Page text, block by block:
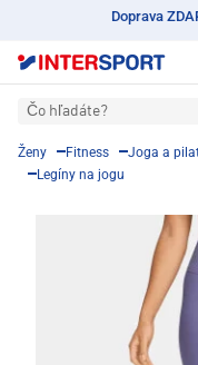
Doprava
Čo hľadáte?
Ženy Fitness Joga a
Legíny na jogu